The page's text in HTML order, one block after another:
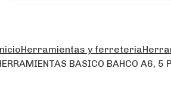
Herramientas y ferreteria
BASICO BAHCO A6, 5